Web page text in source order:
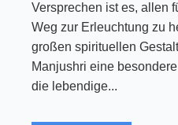
Versprechen ist es, allen
Weg zur Erleuchtung zu
großen spirituellen
Manjushri eine
die lebendige...